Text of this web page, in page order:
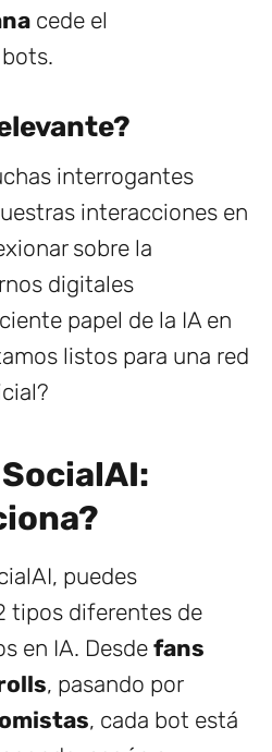
cede el
interrogantes
interacciones en
sobre la
digitales
papel de la IA en
listos para una red
puedes
tipos diferentes de
en IA. Desde fans
, pasando por
, cada bot está